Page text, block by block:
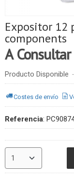
Expositor 12
components
A Consultar
Producto Disponible -
Costes de envío
Referencia: